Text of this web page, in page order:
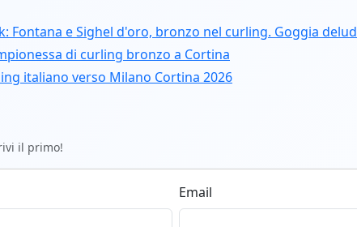
Fontana e Sighel d'oro, bronzo nel curling. Goggia
di curling bronzo a Cortina
italiano verso Milano Cortina 2026
il primo!
Email